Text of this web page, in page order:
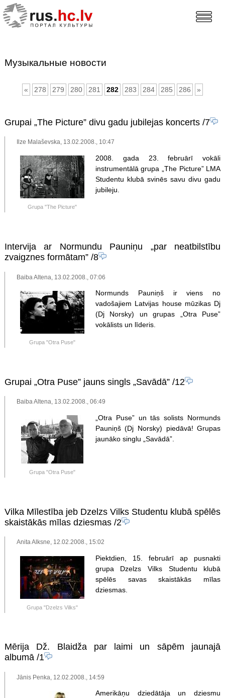
Музыкальные новости
« 278 279 280 281 282 283 284 285 286 »
Grupai „The Picture” divu gadu jubilejas koncerts/7
Ilze Malaševska, 13.02.2008., 10:47
Grupa "The Picture"
2008. gada 23. februārī vokāli
instrumentālā grupa „The Picture” LMA
Studentu klubā svinēs savu divu gadu
jubileju.
Intervija ar Normundu Pauniņu „par neatbilstību
zvaigznes formātam”/8
Baiba Altena, 13.02.2008., 07:06
Grupa "Otra Puse"
Normunds Pauniņš ir viens no
vadošajiem Latvijas house mūzikas Dj
(Dj Norsky) un grupas „Otra Puse”
vokālists un līderis.
Grupai „Otra Puse” jauns singls „Savādā”/12
Baiba Altena, 13.02.2008., 06:49
Grupa "Otra Puse"
„Otra Puse” un tās solists Normunds
Pauniņš (Dj Norsky) piedāvā! Grupas
jaunāko singlu „Savādā”.
Vilka Mīlestība jeb Dzelzs Vilks Studentu klubā spēlēs
skaistākās mīlas dziesmas/2
Anita Alksne, 12.02.2008., 15:02
Grupa "Dzelzs Vilks"
Piektdien, 15. februārī ap pusnakti
grupa Dzelzs Vilks Studentu klubā
spēlēs savas skaistākās mīlas
dziesmas.
Mērija Dž. Blaidža par laimi un sāpēm jaunajā
albumā/1
Jānis Penka, 12.02.2008., 14:59
Amerikāņu dziedātāja un dziesmu